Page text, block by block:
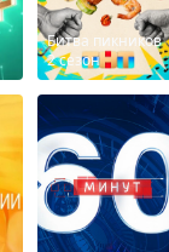
Битва пикников
2 сезон